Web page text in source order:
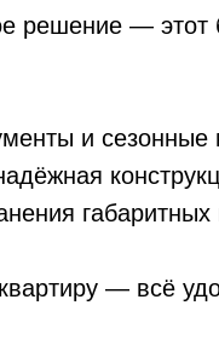
решение — этот
и
— всё